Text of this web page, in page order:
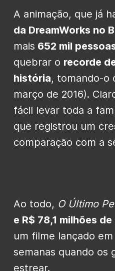
A animação, que já
da DreamWorks no
mais 652 mil
quebrar o recorde
história, tomando-o
março de 2016).
fácil levar toda a
que registrou um
comparação com a
Ao todo, O Último
e R$ 78,1 milhões
um filme lançado
semanas quando os
estrear.